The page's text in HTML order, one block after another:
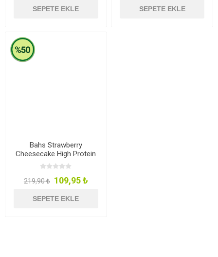
SEPETE EKLE SEPETE EKLE
Bahs Strawberry
Cheesecake High Protein
Bar 60g
219,90 ₺ 109,95 ₺
SEPETE EKLE